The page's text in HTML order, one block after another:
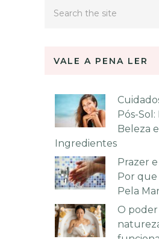
VALE A PENA LER
Pós-Sol:
Beleza
Ingredientes
Prazer
Por que
Pela
O